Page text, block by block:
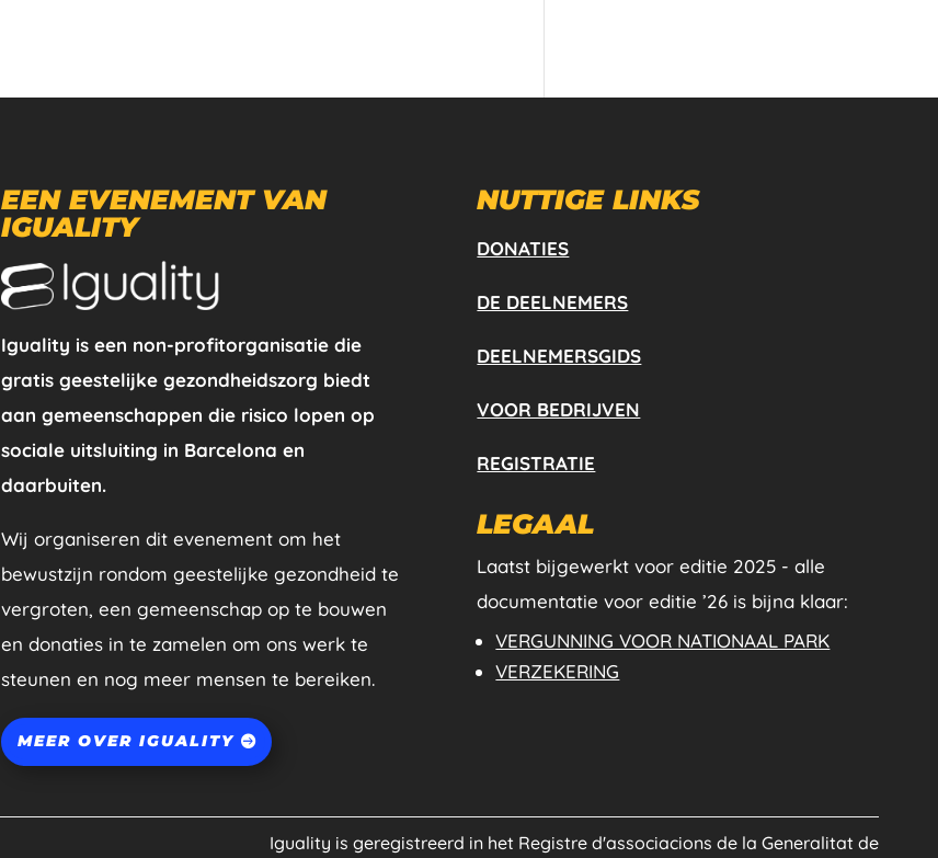
EEN EVENEMENT VAN
IGUALITY
Iguality is een non-profitorganisatie die
gratis geestelijke gezondheidszorg biedt
aan gemeenschappen die risico lopen op
sociale uitsluiting in Barcelona en
daarbuiten.
Wij organiseren dit evenement om het
bewustzijn rondom geestelijke gezondheid te
vergroten, een gemeenschap op te bouwen
en donaties in te zamelen om ons werk te
steunen en nog meer mensen te bereiken.
MEER OVER IGUALITY
NUTTIGE LINKS
DONATIES
DE DEELNEMERS
DEELNEMERSGIDS
VOOR BEDRIJVEN
REGISTRATIE
LEGAAL
Laatst bijgewerkt voor editie 2025 - alle
documentatie voor editie ’26 is bijna klaar:
VERGUNNING VOOR NATIONAAL PARK
VERZEKERING
Iguality is geregistreerd in het Registre d'associacions de la Generalitat de